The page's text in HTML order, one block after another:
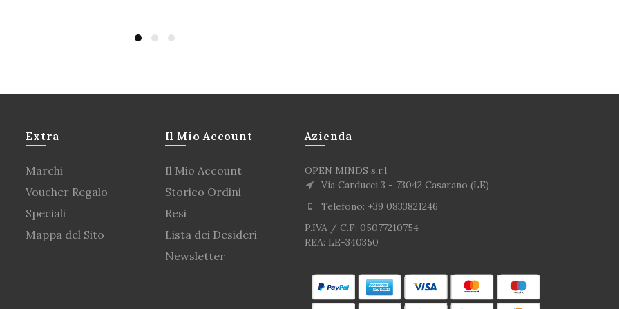
Extra
Marchi
Voucher Regalo
Speciali
Mappa del Sito
Il Mio Account
Il Mio Account
Storico Ordini
Resi
Lista dei Desideri
Newsletter
Azienda
OPEN MINDS s.r.l
Via Carducci 3 - 73042 Casarano (LE)
Telefono: +39 0833821246
P.IVA / C.F: 05077210754
REA: LE-340350